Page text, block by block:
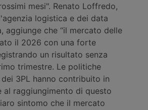
mesi". Renato Loffredo,
logistica e dei data
aggiunge che “il mercato delle
il 2026 con una forte
un risultato senza
trimestre. Le politiche
3PL hanno contribuito in
al raggiungimento di questo
sintomo che il mercato